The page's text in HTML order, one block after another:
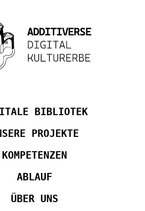
BIBLIOTEK
PROJEKTE
KOMPETENZEN
ABLAUF
ÜBER UNS